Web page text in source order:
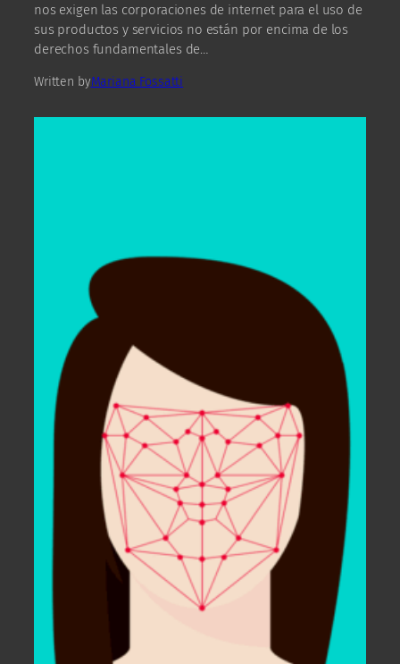
nos exigen las corporaciones de internet para el uso de
sus productos y servicios no están por encima de los
derechos fundamentales de…
Written byMariana Fossatti